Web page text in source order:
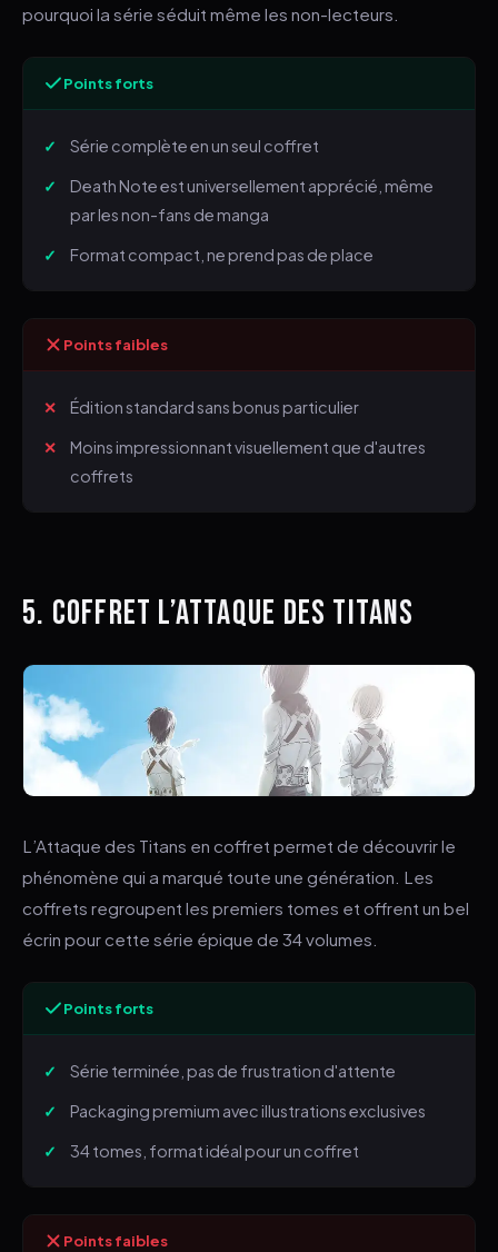
pourquoi la série séduit même les non-lecteurs.
Points forts
Série complète en un seul coffret
Death Note est universellement apprécié, même
par les non-fans de manga
Format compact, ne prend pas de place
Points faibles
Édition standard sans bonus particulier
Moins impressionnant visuellement que d'autres
coffrets
5. COFFRET L’ATTAQUE DES TITANS
L’Attaque des Titans en coffret permet de découvrir le
phénomène qui a marqué toute une génération. Les
coffrets regroupent les premiers tomes et offrent un bel
écrin pour cette série épique de 34 volumes.
Points forts
Série terminée, pas de frustration d'attente
Packaging premium avec illustrations exclusives
34 tomes, format idéal pour un coffret
Points faibles